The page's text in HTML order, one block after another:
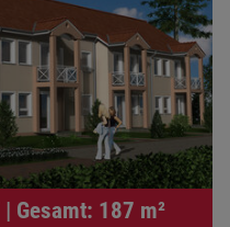
Gesamt: 187 m²